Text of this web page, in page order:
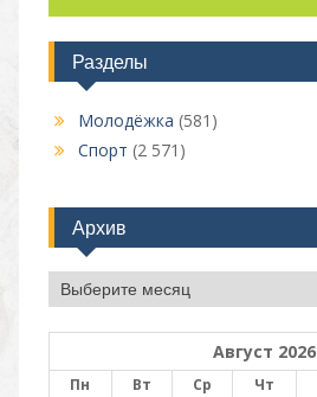
Разделы
Молодёжка (581)
Спорт (2 571)
Архив
Архив
Август 2026
Пн Вт Ср Чт